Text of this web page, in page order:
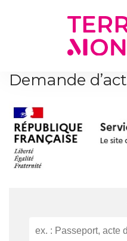
Demande